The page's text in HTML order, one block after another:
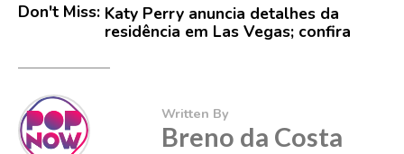
Don't Miss: Katy Perry anuncia detalhes da
residência em Las Vegas; confira
Written By
Breno da Costa